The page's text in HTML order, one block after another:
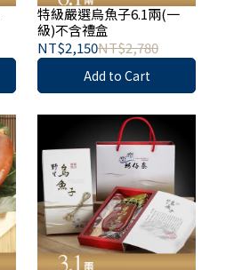
特級嚴選烏魚子6.1兩(一
級)不含禮盒
NT$2,150NT$2,780
Add to Cart